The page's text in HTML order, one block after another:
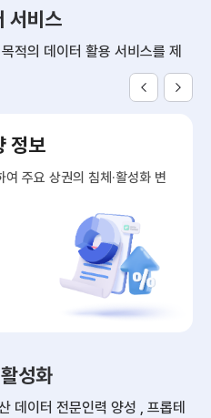
서비스
적의 데이터 활용 서비스를 제
정보
주요 상권의 침체·활성화 변
성화
데이터 전문인력 양성 , 프롭테